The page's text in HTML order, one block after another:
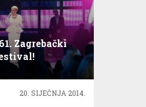
Zagrebački
20. SIJEČNJA 2014.